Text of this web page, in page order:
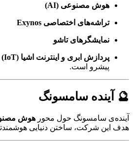
هوش مصنوعی (AI)
تراشه‌های اختصاصی Exynos
نمایشگرهای تاشو
پردازش ابری و اینترنت اشیا (IoT)
پیشرو است.
🔮 آینده سامسونگ
آینده‌ی سامسونگ حول محور هوش
هدف این شرکت، ساختن دنیایی